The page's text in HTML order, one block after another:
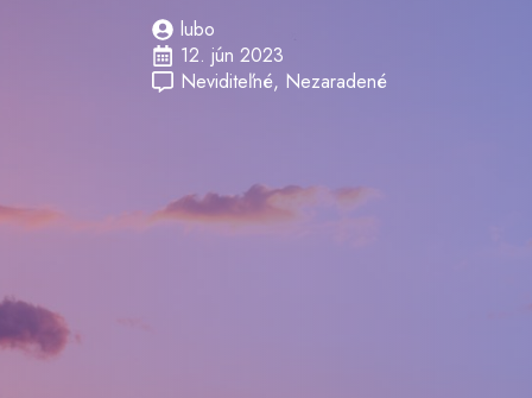
lubo
12. jún 2023
Neviditeľné Nezaradené